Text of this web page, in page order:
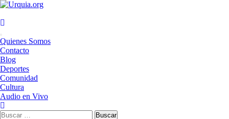
Saltar
contenido
Menú
principal
Quienes Somos
Contacto
Blog
Deportes
Comunidad
Cultura
Audio en Vivo
Buscar: